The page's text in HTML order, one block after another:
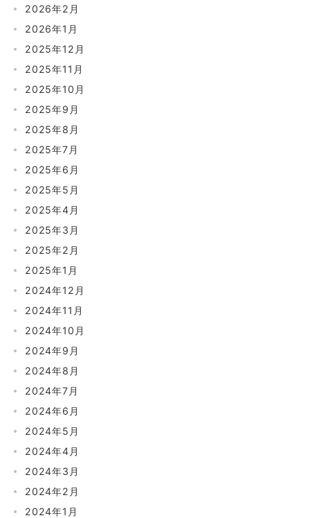
2026年2月
2026年1月
2025年12月
2025年11月
2025年10月
2025年9月
2025年8月
2025年7月
2025年6月
2025年5月
2025年4月
2025年3月
2025年2月
2025年1月
2024年12月
2024年11月
2024年10月
2024年9月
2024年8月
2024年7月
2024年6月
2024年5月
2024年4月
2024年3月
2024年2月
2024年1月